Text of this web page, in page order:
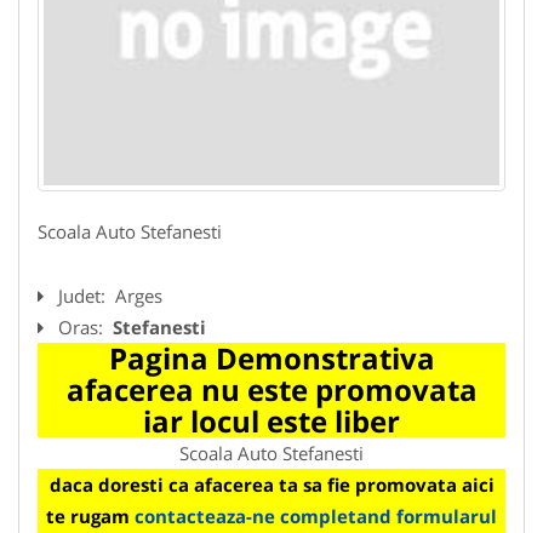
Scoala Auto Stefanesti
Judet: Arges
Oras: Stefanesti
Pagina Demonstrativa
afacerea nu este promovata
iar locul este liber
Scoala Auto Stefanesti
daca doresti ca afacerea ta sa fie promovata aici
te rugam contacteaza-ne completand formularul